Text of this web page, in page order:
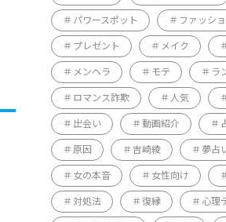
パワースポット ファッシ
プレゼント メイク
メンヘラ モテ ラ
ロマンス詐欺 人気
出会い 動画紹介
原因 吉崎綾 夢占
女の本音 女性向け
対処法 復縁 心理